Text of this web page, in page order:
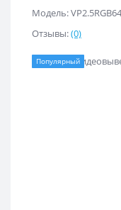
Модель:
Отзывы:(0)
Популярный